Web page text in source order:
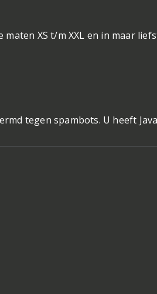
maten XS t/m XXL en in maar
tegen spambots. U heeft